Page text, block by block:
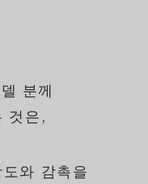
분께
것은,
와 감촉을